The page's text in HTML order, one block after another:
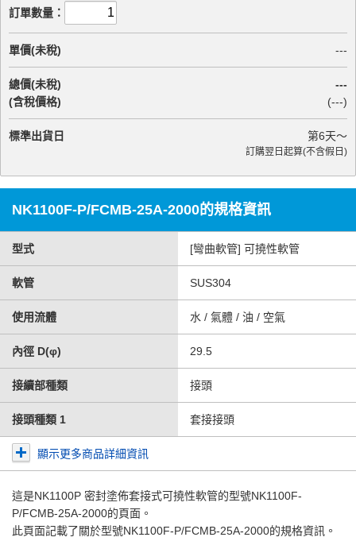
訂單數量：
單價(未稅) ---
總價(未稅)
(含稅價格)
---
(---)
標準出貨日 第6天～
訂購翌日起算(不含假日)
NK1100F-P/FCMB-25A-2000的規格資訊
型式 [彎曲軟管] 可撓性軟管
軟管 SUS304
使用流體 水 / 氣體 / 油 / 空氣
內徑 D(φ) 29.5
接續部種類 接頭
接頭種類 1 套接接頭
顯示更多商品詳細資訊
這是NK1100P 密封塗佈套接式可撓性軟管的型號NK1100F-
P/FCMB-25A-2000的頁面。
此頁面記載了關於型號NK1100F-P/FCMB-25A-2000的規格資訊。